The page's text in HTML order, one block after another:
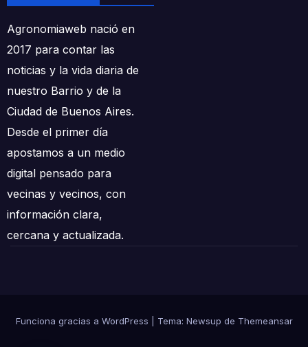
Agronomiaweb nació en
2017 para contar las
noticias y la vida diaria de
nuestro Barrio y de la
Ciudad de Buenos Aires.
Desde el primer día
apostamos a un medio
digital pensado para
vecinas y vecinos, con
información clara,
cercana y actualizada.
Funciona gracias a WordPress Tema: Newsup de Themeansar